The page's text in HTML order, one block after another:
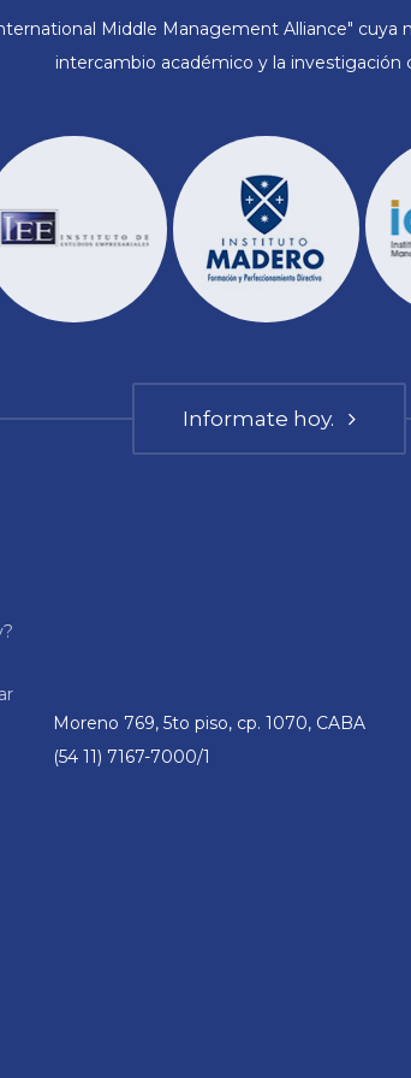
Middle Management Alliance" cuya
intercambio académico y la investigación
Informate hoy.
Moreno 769, 5to piso, cp. 1070, CABA
(54 11) 7167-7000/1